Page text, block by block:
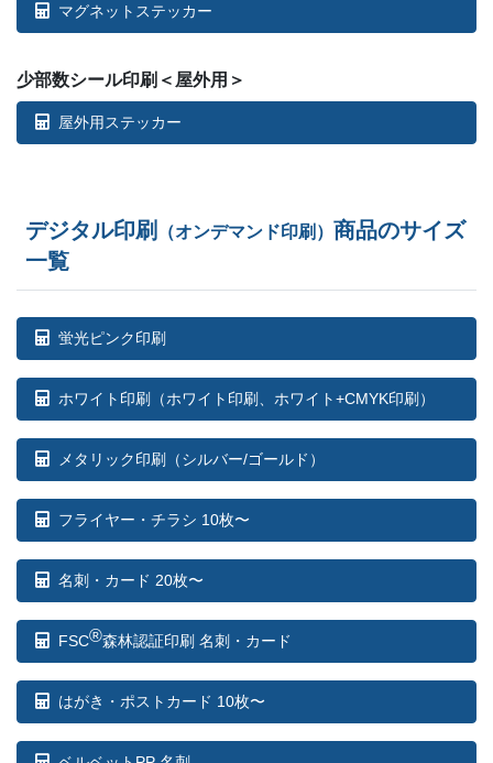
マグネットステッカー
少部数シール印刷＜屋外用＞
屋外用ステッカー
デジタル印刷 （オンデマンド印刷） 商品のサイズ
一覧
蛍光ピンク印刷
ホワイト印刷 （ホワイト印刷、ホワイト+CMYK印刷）
メタリック印刷（シルバー/ゴールド）
フライヤー・チラシ 10枚〜
名刺・カード 20枚〜
FSC®森林認証印刷 名刺・カード
はがき・ポストカード 10枚〜